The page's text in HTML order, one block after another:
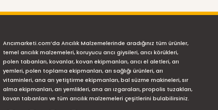
Arıcımarketi.com’da Arıcılık Malzemelerinde aradığınız tüm ürünler,
temel arıcılık malzemeleri, koruyucu arıcı giysileri, arıcı körükleri,
polen tabanları, kovanlar, kovan ekipmanları, arıcı el aletleri, arı
yemleri, polen toplama ekipmanları, arı sağlığı ürünleri, arı
vitaminleri, ana arı yetiştirme ekipmanları, bal süzme makineleri, sır
alma ekipmanları, arı yemlikleri, ana arı ızgaraları, propolis tuzakları,
kovan tabanları ve tüm arıcılık malzemeleri çeşitlerini bulabilirsiniz.